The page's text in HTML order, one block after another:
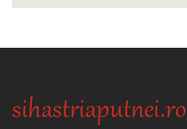
sihastriaputnei.ro